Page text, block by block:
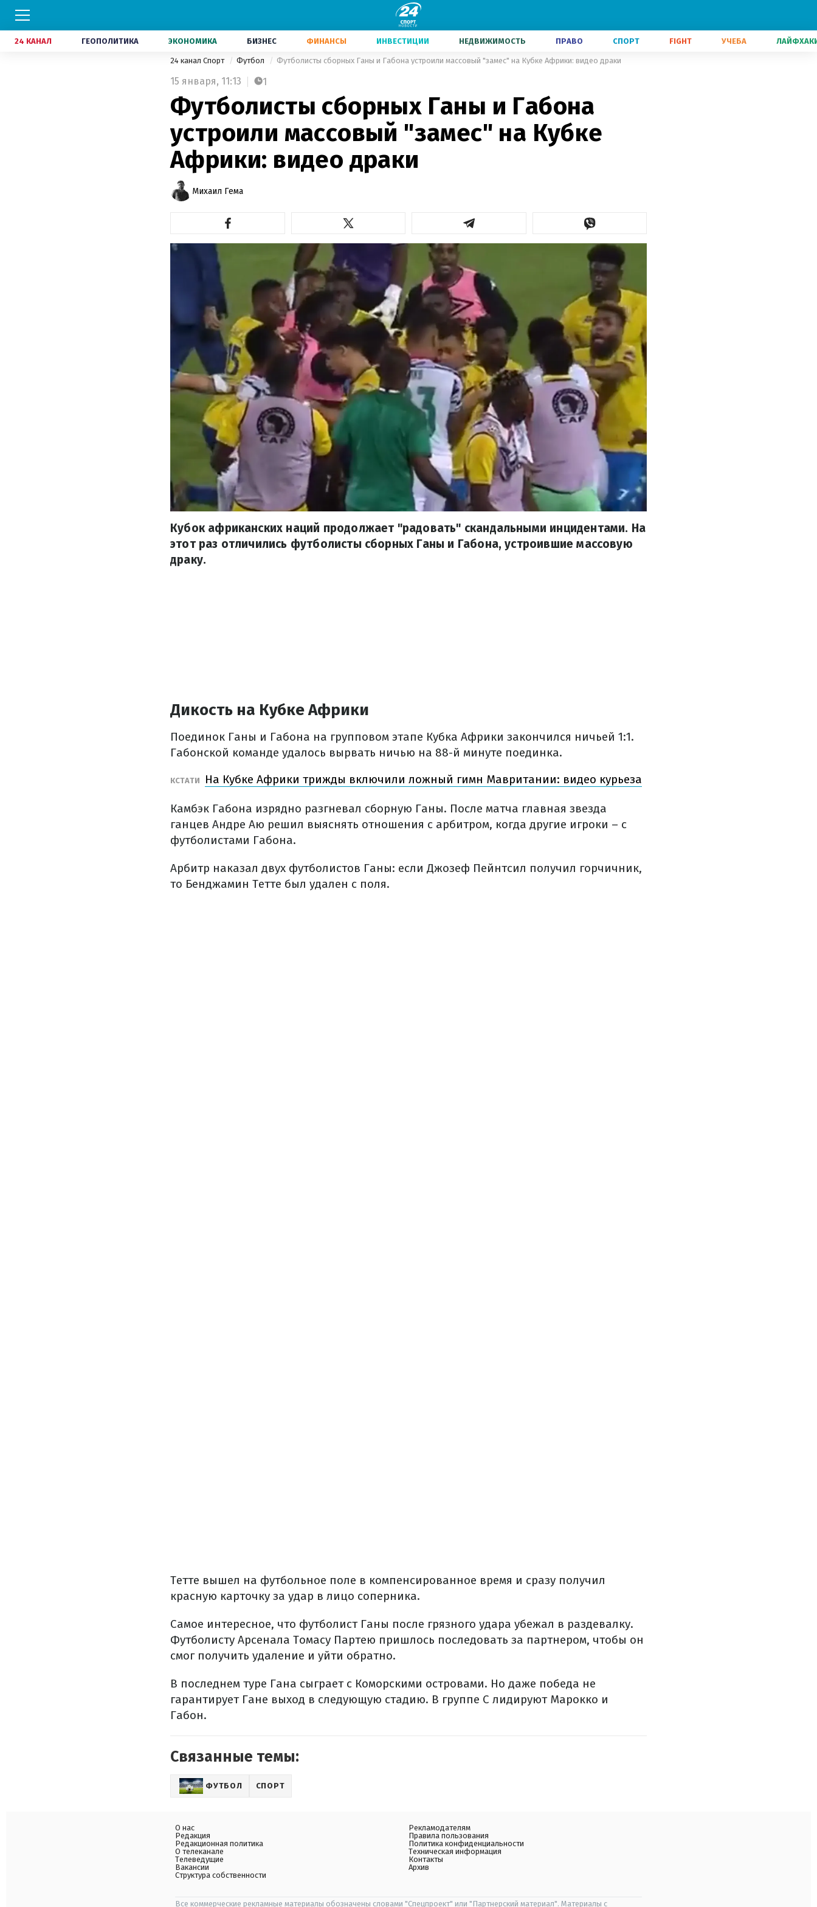
24 КАНАЛ ГЕОПОЛИТИКА ЭКОНОМИКА БИЗНЕС ФИНАНСЫ ИНВЕСТИЦИИ НЕДВИЖИМОСТЬ ПРАВО СПОРТ FIGHT УЧЕБА
24 канал Спорт Футбол Футболисты сборных Ганы и Габона устроили массовый "замес" на Кубке Африки: видео драки
15 января, 11:13 1
Футболисты сборных Ганы и Габона
устроили массовый "замес" на Кубке
Африки: видео драки
Михаил Гема
Кубок африканских наций продолжает "радовать" скандальными инцидентами. На
этот раз отличились футболисты сборных Ганы и Габона, устроившие массовую
драку.
Дикость на Кубке Африки
Поединок Ганы и Габона на групповом этапе Кубка Африки закончился ничьей 1:1.
Габонской команде удалось вырвать ничью на 88-й минуте поединка.
КСТАТИ На Кубке Африки трижды включили ложный гимн Мавритании: видео курьеза
Камбэк Габона изрядно разгневал сборную Ганы. После матча главная звезда
ганцев Андре Аю решил выяснять отношения с арбитром, когда другие игроки – с
футболистами Габона.
Арбитр наказал двух футболистов Ганы: если Джозеф Пейнтсил получил горчичник,
то Бенджамин Тетте был удален с поля.
Тетте вышел на футбольное поле в компенсированное время и сразу получил
красную карточку за удар в лицо соперника.
Самое интересное, что футболист Ганы после грязного удара убежал в раздевалку.
Футболисту Арсенала Томасу Партею пришлось последовать за партнером, чтобы он
смог получить удаление и уйти обратно.
В последнем туре Гана сыграет с Коморскими островами. Но даже победа не
гарантирует Гане выход в следующую стадию. В группе С лидируют Марокко и
Габон.
Связанные темы:
ФУТБОЛ СПОРТ
О нас
Редакция
Редакционная политика
О телеканале
Телеведущие
Вакансии
Структура собственности
Рекламодателям
Правила пользования
Политика конфиденциальности
Техническая информация
Контакты
Архив
Все коммерческие рекламные материалы обозначены словами "Спецпроект" или "Партнерский материал". Материалы с